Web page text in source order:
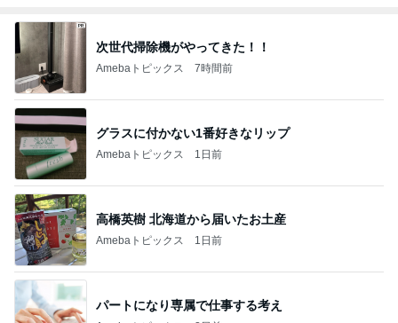
次世代掃除機がやってきた！！
Amebaトピックス 7時間前
グラスに付かない1番好きなリップ
Amebaトピックス 1日前
高橋英樹 北海道から届いたお土産
Amebaトピックス 1日前
パートになり専属で仕事する考え